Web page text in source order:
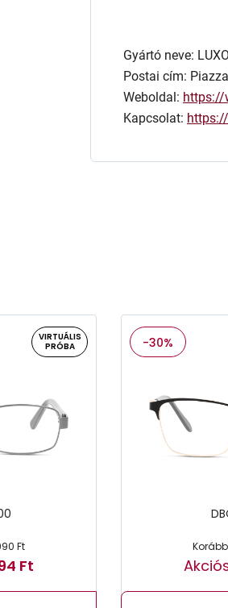
Gyártó neve:
Postai cím:
Weboldal: https://
Kapcsolat:
VIRTUÁLIS
PRÓBA
Ft
Ft
-30%